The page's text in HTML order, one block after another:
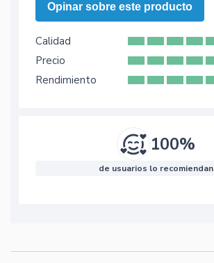
Opinar sobre este producto
Calidad
Precio
Rendimiento
100%
de usuarios lo recomiendan